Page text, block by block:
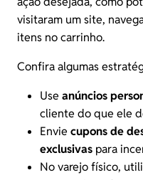
visitaram um site,
itens no carrinho.
Confira algumas
Use anúncios
cliente do que ele
Envie cupons de
exclusivas para
No varejo físico,